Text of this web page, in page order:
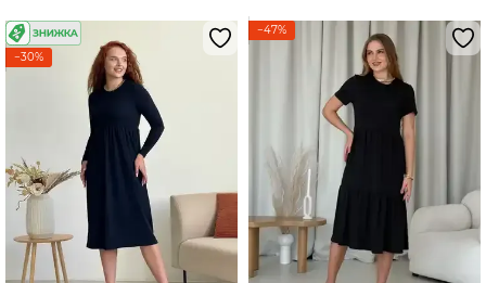
−30%
−47%